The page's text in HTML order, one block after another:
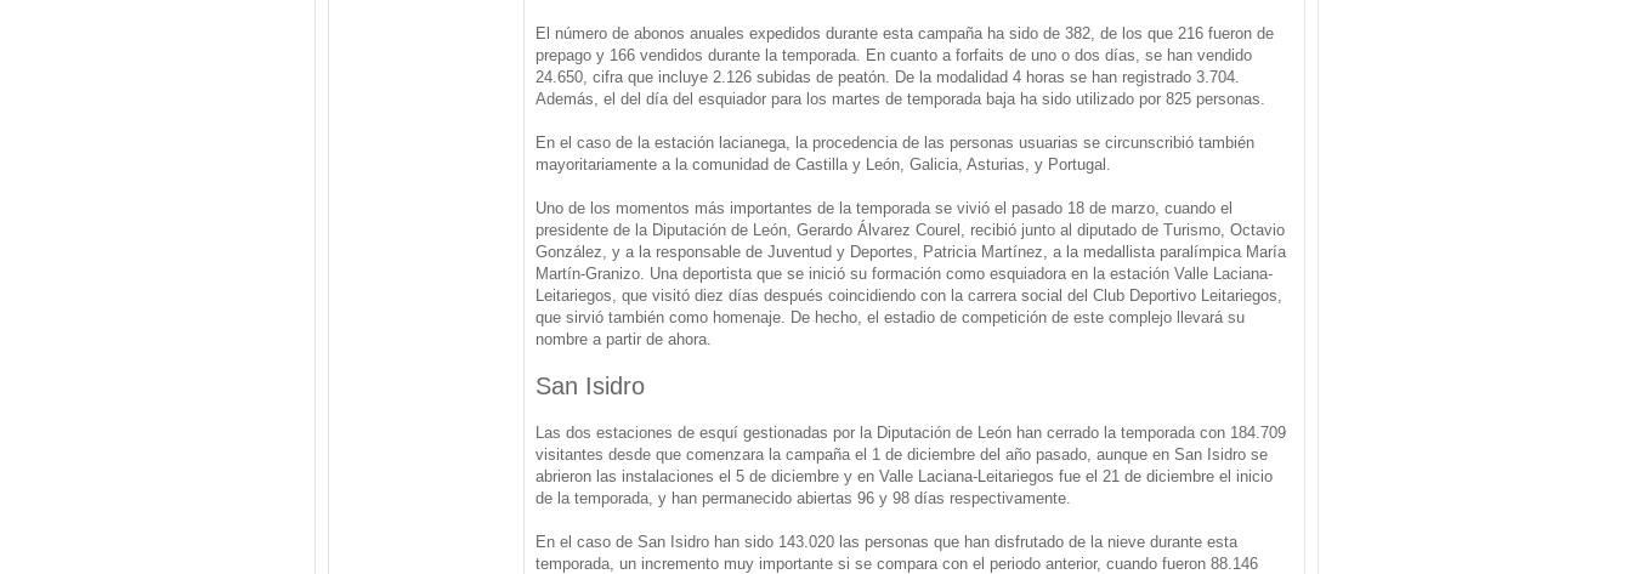
El número de abonos anuales expedidos durante esta campaña ha sido de 382, de los que 216 fueron de
prepago y 166 vendidos durante la temporada. En cuanto a forfaits de uno o dos días, se han vendido
24.650, cifra que incluye 2.126 subidas de peatón. De la modalidad 4 horas se han registrado 3.704.
Además, el del día del esquiador para los martes de temporada baja ha sido utilizado por 825 personas.
En el caso de la estación lacianega, la procedencia de las personas usuarias se circunscribió también
mayoritariamente a la comunidad de Castilla y León, Galicia, Asturias, y Portugal.
Uno de los momentos más importantes de la temporada se vivió el pasado 18 de marzo, cuando el
presidente de la Diputación de León, Gerardo Álvarez Courel, recibió junto al diputado de Turismo, Octavio
González, y a la responsable de Juventud y Deportes, Patricia Martínez, a la medallista paralímpica María
Martín-Granizo. Una deportista que se inició su formación como esquiadora en la estación Valle Laciana-
Leitariegos, que visitó diez días después coincidiendo con la carrera social del Club Deportivo Leitariegos,
que sirvió también como homenaje. De hecho, el estadio de competición de este complejo llevará su
nombre a partir de ahora.
San Isidro
Las dos estaciones de esquí gestionadas por la Diputación de León han cerrado la temporada con 184.709
visitantes desde que comenzara la campaña el 1 de diciembre del año pasado, aunque en San Isidro se
abrieron las instalaciones el 5 de diciembre y en Valle Laciana-Leitariegos fue el 21 de diciembre el inicio
de la temporada, y han permanecido abiertas 96 y 98 días respectivamente.
En el caso de San Isidro han sido 143.020 las personas que han disfrutado de la nieve durante esta
temporada, un incremento muy importante si se compara con el periodo anterior, cuando fueron 88.146